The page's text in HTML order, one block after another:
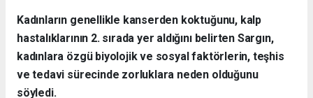
Kadınların genellikle kanserden koktuğunu, kalp
hastalıklarının 2. sırada yer aldığını belirten Sargın,
kadınlara özgü biyolojik ve sosyal faktörlerin, teşhis
ve tedavi sürecinde zorluklara neden olduğunu
söyledi.